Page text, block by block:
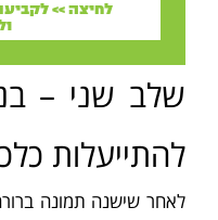
לחיצה >>
שלב שני –
להתייעלות
לאחר שישנה תמונה